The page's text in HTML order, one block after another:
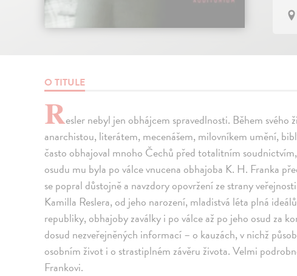
O TITULE
Resler nebyl jen obhájcem spravedlnosti. Během svého
anarchistou, literátem, mecenášem, milovníkem umění,
často obhajoval mnoho Čechů před totalitním
osudu mu byla po válce vnucena obhajoba K. H. Franka
se popral důstojně a navzdory opovržení ze strany
Kamilla Reslera, od jeho narození, mladistvá léta plná
republiky, obhajoby zaválky i po válce až po jeho osud za
dosud nezveřejněných informací – o kauzách, v nichž
osobním život i o strastiplném závěru života. Velmi
Frankovi.